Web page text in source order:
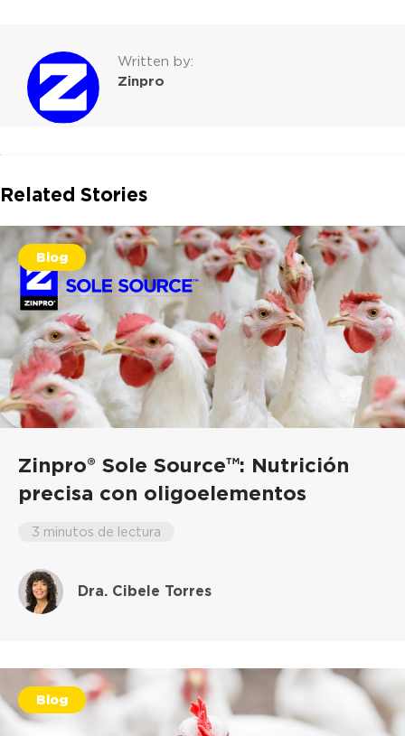
Written by:
Zinpro
Related Stories
Blog
Zinpro® Sole Source™: Nutrición
precisa con oligoelementos
3 minutos de lectura
Dra. Cibele Torres
Blog